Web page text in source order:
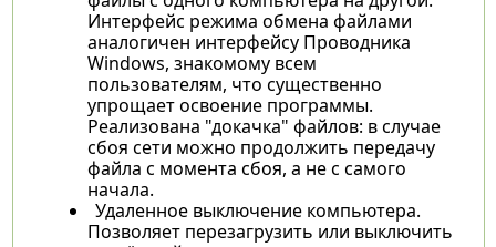
Интерфейс режима обмена файлами
аналогичен интерфейсу Проводника
Windows, знакомому всем
пользователям, что существенно
упрощает освоение программы.
Реализована "докачка" файлов: в случае
сбоя сети можно продолжить передачу
файла с момента сбоя, а не с самого
начала.
Удаленное выключение компьютера.
Позволяет перезагрузить или выключить